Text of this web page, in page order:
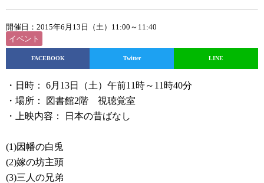
開催日：2015年6月13日（土）11:00～11:40
イベント
FACEBOOK Twitter LINE
・日時： 6月13日（土）午前11時～11時40分
・場所： 図書館2階 視聴覚室
・上映内容： 日本の昔ばなし
(1)因幡の白兎
(2)嫁の坊主頭
(3)三人の兄弟